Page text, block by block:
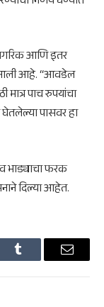
आणि इतर
आली आहे. “आवडेल
मात्र पाच रुपयांचा
पासवर हा
भाड्याचा फरक
दिल्या आहेत.
Tumblr Email